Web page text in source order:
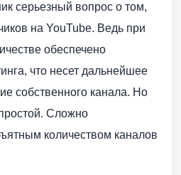
серьезный вопрос о том,
на YouTube. Ведь при
обеспечено
что несет дальнейшее
собственного канала. Но
Сложно
количеством каналов